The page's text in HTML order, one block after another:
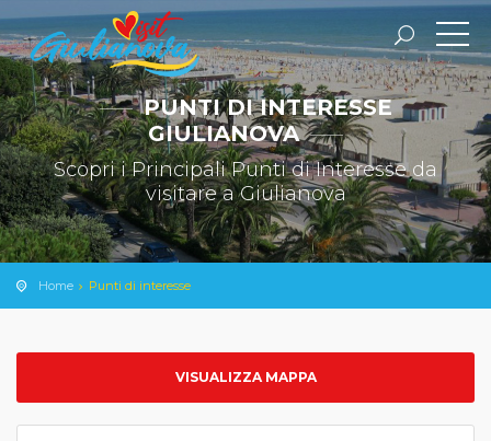
PUNTI DI INTERESSE
GIULIANOVA
Scopri i Principali Punti di Interesse da
visitare a Giulianova
Home Punti di interesse
VISUALIZZA MAPPA